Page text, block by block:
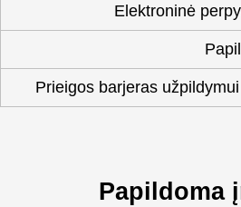
Elektroninė
Prieigos barjeras
Papildoma